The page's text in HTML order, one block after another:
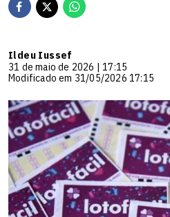
Ildeu Iussef
31 de maio de 2026 | 17:15
Modificado em 31/05/2026 17:15